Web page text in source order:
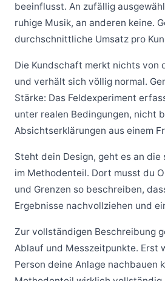
beeinflusst. An zufällig
ruhige Musik, an anderen keine.
durchschnittliche Umsatz pro
Die Kundschaft merkt nichts von
und verhält sich völlig normal.
Stärke: Das Feldexperiment
unter realen Bedingungen, nicht
Absichtserklärungen aus einem
Steht dein Design, geht es an
im Methodenteil. Dort musst du
und Grenzen so beschreiben,
Ergebnisse nachvollziehen und
Zur vollständigen Beschreibung
Ablauf und Messzeitpunkte. Erst
Person deine Anlage nachbauen